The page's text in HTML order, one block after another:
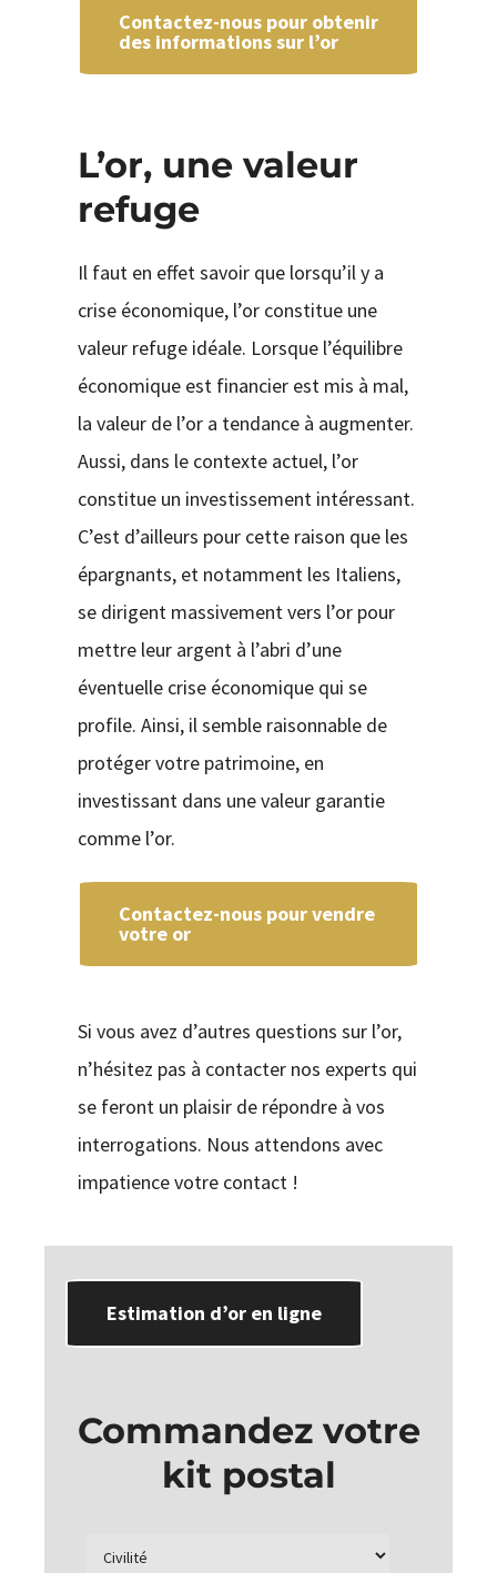
Contactez-nous pour obtenir
des informations sur l’or
L’or, une valeur
refuge
Il faut en effet savoir que lorsqu’il y a
crise économique, l’or constitue une
valeur refuge idéale. Lorsque l’équilibre
économique est financier est mis à mal,
la valeur de l’or a tendance à augmenter.
Aussi, dans le contexte actuel, l’or
constitue un investissement intéressant.
C’est d’ailleurs pour cette raison que les
épargnants, et notamment les Italiens,
se dirigent massivement vers l’or pour
mettre leur argent à l’abri d’une
éventuelle crise économique qui se
profile. Ainsi, il semble raisonnable de
protéger votre patrimoine, en
investissant dans une valeur garantie
comme l’or.
Contactez-nous pour vendre
votre or
Si vous avez d’autres questions sur l’or,
n’hésitez pas à contacter nos experts qui
se feront un plaisir de répondre à vos
interrogations. Nous attendons avec
impatience votre contact !
Estimation d’or en ligne
Commandez votre
kit postal